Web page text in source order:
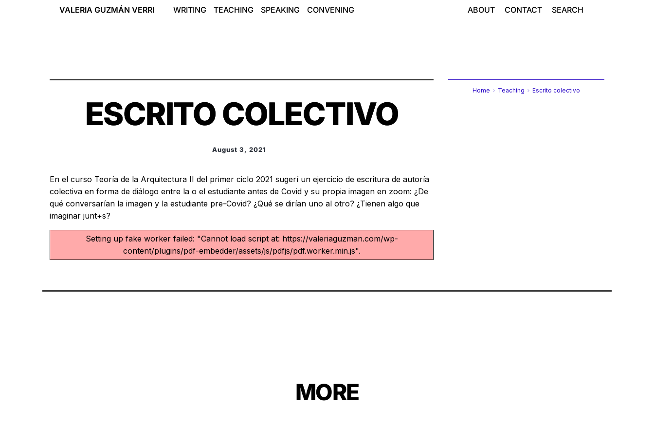
VALERIA GUZMÁN VERRI WRITING TEACHING SPEAKING CONVENING ABOUT CONTACT SEARCH
ESCRITO COLECTIVO
August 3, 2021
En el curso Teoría de la Arquitectura II del primer ciclo 2021 sugerí un ejercicio de escritura de autoría
colectiva en forma de diálogo entre la o el estudiante antes de Covid y su propia imagen en zoom: ¿De
qué conversarían la imagen y la estudiante pre-Covid? ¿Qué se dirían uno al otro? ¿Tienen algo que
imaginar junt+s?
Setting up fake worker failed: "Cannot load script at: https://valeriaguzman.com/wp-
content/plugins/pdf-embedder/assets/js/pdfjs/pdf.worker.min.js".
Home Teaching Escrito colectivo
MORE